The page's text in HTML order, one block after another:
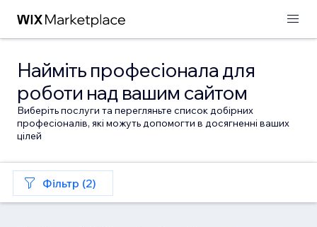
Найміть професіонала для
роботи над вашим сайтом
Виберіть послуги та перегляньте список добірних
професіоналів, які можуть допомогти в досягненні ваших
цілей
Фільтр (2)